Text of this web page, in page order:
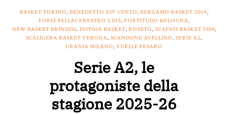
BASKET TORINO, BENEDETTO XIV CENTO, BERGAMO BASKET 2014,
FORLÌ PALLACANESTRO 2.015, FORTITUDO BOLOGNA,
NEW BASKET BRINDISI, PISTOIA BASKET, ROSETO, SCAFATI BASKET 1969,
SCALIGERA BASKET VERONA, SCANDONE AVELLINO, SERIE A2,
URANIA MILANO, VUELLE PESARO
Serie A2, le
protagoniste della
stagione 2025-26